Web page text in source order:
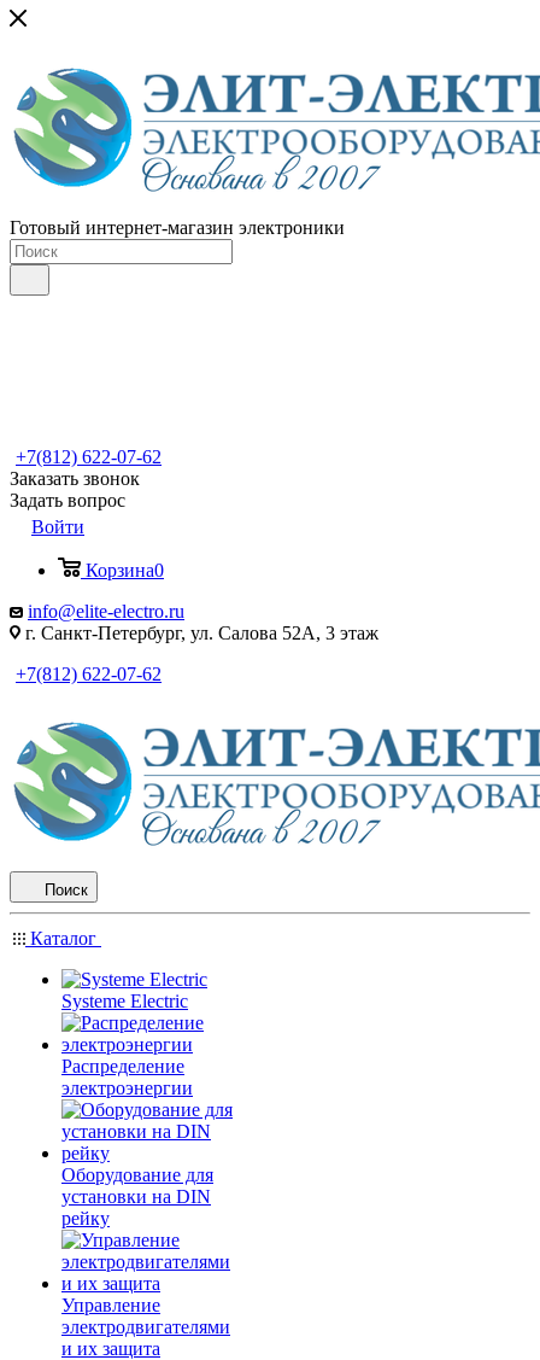
Готовый интернет-магазин электроники
+7(812) 622-07-62
Заказать звонок
Задать вопрос
Войти
Корзина0
info@elite-electro.ru
г. Санкт-Петербург, ул. Салова 52А, 3 этаж
+7(812) 622-07-62
Поиск
Каталог
Systeme Electric
Распределение
электроэнергии
Оборудование для
установки на DIN
рейку
Управление
электродвигателями
и их защита